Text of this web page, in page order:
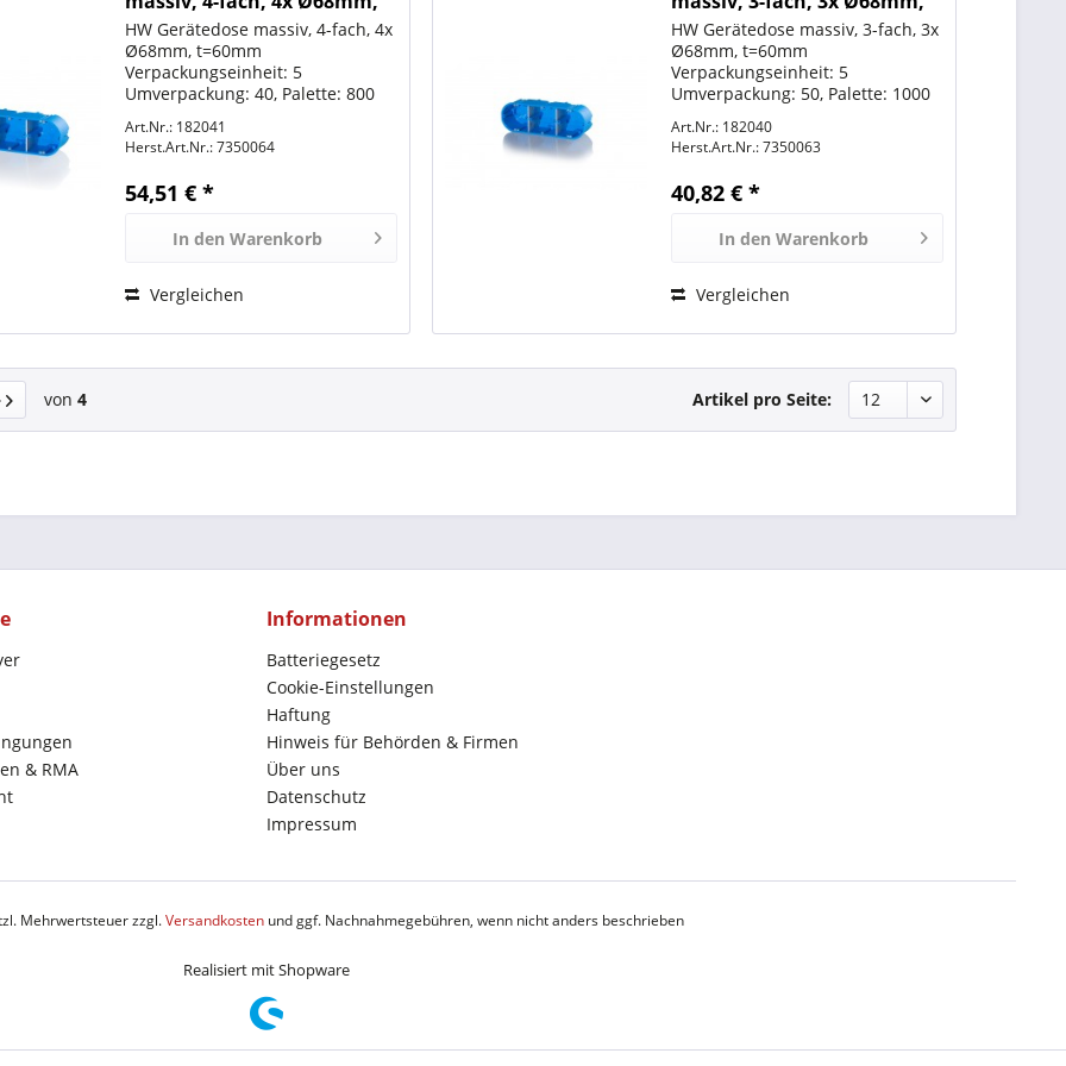
t=60mm, HW40
HW Gerätedose massiv, 4-fach, 4x
Ø68mm, t=60mm
Verpackungseinheit: 5
Umverpackung: 40, Palette: 800
Art.Nr.: 182041
Herst.Art.Nr.:7350064
54,51 € *
In den Warenkorb
Vergleichen
t=60mm, HW30
HW Gerätedose massiv, 3-fach, 3x
Ø68mm, t=60mm
Verpackungseinheit: 5
Umverpackung: 50, Palette: 1000
Art.Nr.: 182040
Herst.Art.Nr.:7350063
40,82 € *
In den Warenkorb
Vergleichen
von 4 Artikel pro Seite:
& RMA
Informationen
Batteriegesetz
Cookie-Einstellungen
Haftung
Hinweis für Behörden & Firmen
Über uns
Datenschutz
Impressum
Mehrwertsteuer zzgl.Versandkostenund ggf. Nachnahmegebühren, wenn nicht anders beschrieben
Realisiert mit Shopware